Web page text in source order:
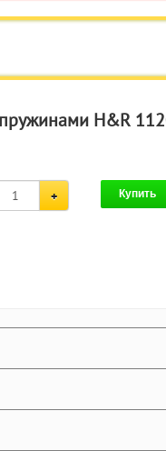
H&R
Купить